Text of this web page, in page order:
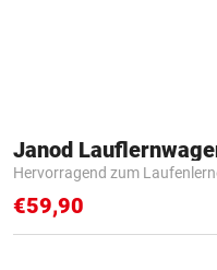
Janod
Hervorragend zum
€59,90